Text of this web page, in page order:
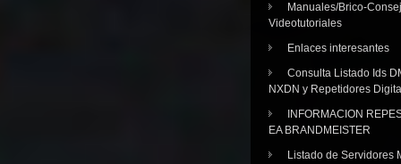
Manuales/Brico-
Videotutoriales
Enlaces interesantes
Consulta Listado Ids
NXDN y Repetidores
INFORMACION
EA BRANDMEISTER
Listado de Servidores